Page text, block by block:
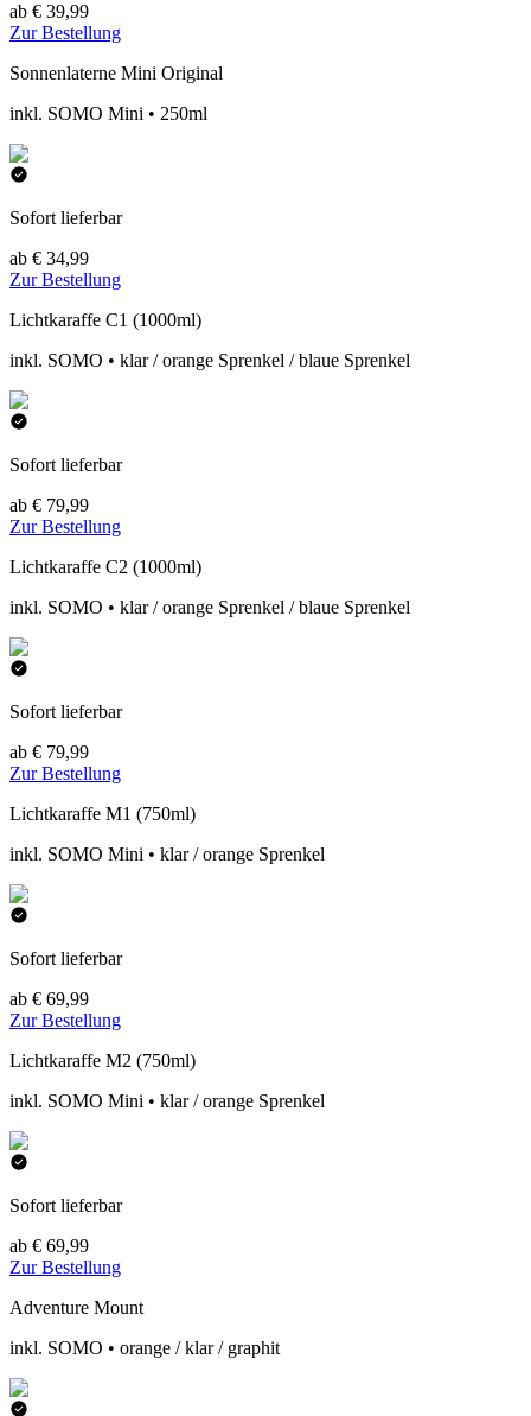
ab € 39,99
Zur Bestellung
Sonnenlaterne Mini Original
inkl. SOMO Mini • 250ml
Sofort lieferbar
ab € 34,99
Zur Bestellung
Lichtkaraffe C1 (1000ml)
inkl. SOMO • klar / orange Sprenkel / blaue Sprenkel
Sofort lieferbar
ab € 79,99
Zur Bestellung
Lichtkaraffe C2 (1000ml)
inkl. SOMO • klar / orange Sprenkel / blaue Sprenkel
Sofort lieferbar
ab € 79,99
Zur Bestellung
Lichtkaraffe M1 (750ml)
inkl. SOMO Mini • klar / orange Sprenkel
Sofort lieferbar
ab € 69,99
Zur Bestellung
Lichtkaraffe M2 (750ml)
inkl. SOMO Mini • klar / orange Sprenkel
Sofort lieferbar
ab € 69,99
Zur Bestellung
Adventure Mount
inkl. SOMO • orange / klar / graphit